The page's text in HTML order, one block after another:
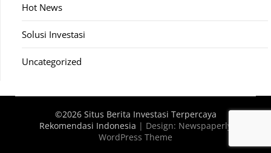
Hot News
Solusi Investasi
Uncategorized
©2026 Situs Berita Investasi Terpercaya
Rekomendasi Indonesia | Design: Newspaperly
WordPress Theme